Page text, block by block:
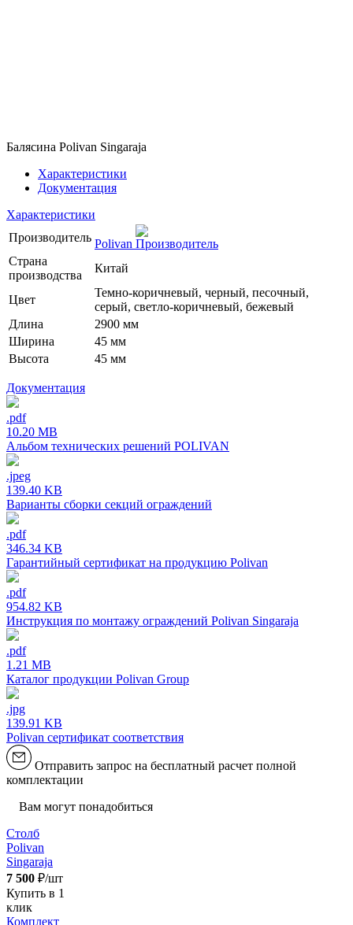
Балясина Polivan Singaraja
Характеристики
Документация
Характеристики
Производитель Polivan
Страна
производства
Китай
Цвет
Темно-коричневый, черный, песочный,
серый, светло-коричневый, бежевый
Длина
2900 мм
Ширина
45 мм
Высота
45 мм
Документация
.pdf
10.20 MB
Альбом технических решений POLIVAN
.jpeg
139.40 KB
Варианты сборки секций ограждений
.pdf
346.34 KB
Гарантийный сертификат на продукцию Polivan
.pdf
954.82 KB
Инструкция по монтажу ограждений Polivan Singaraja
.pdf
1.21 MB
Каталог продукции Polivan Group
.jpg
139.91 KB
Polivan сертификат соответствия
Отправить запрос на бесплатный расчет полной
комплектации
Вам могут понадобиться
Столб
Polivan
Singaraja
7 500 ₽/шт
Купить в 1
клик
Комплект